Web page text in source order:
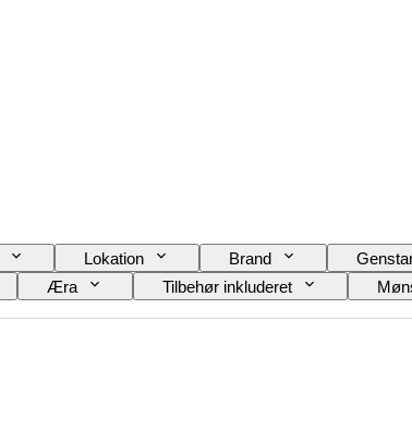
Lokation Brand
Æra Tilbehør inkluderet